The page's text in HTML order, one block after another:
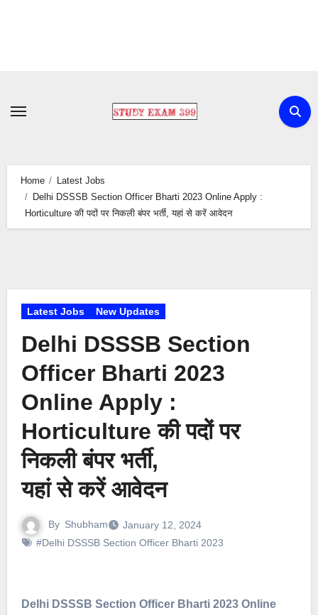
content
Home
Latest Jobs
Delhi DSSSB Section Officer Bharti 2023 Online Apply :
Horticulture की पदों पर निकली बंपर भर्ती, यहां से करें आवेदन
Latest Jobs New Updates
Delhi DSSSB Section
Officer Bharti 2023
Online Apply :
Horticulture की पदों पर
निकली बंपर भर्ती,
यहां से करें आवेदन
By Shubham
January 12, 2024
#Delhi DSSSB Section Officer Bharti 2023
Delhi DSSSB Section Officer Bharti 2023 Online